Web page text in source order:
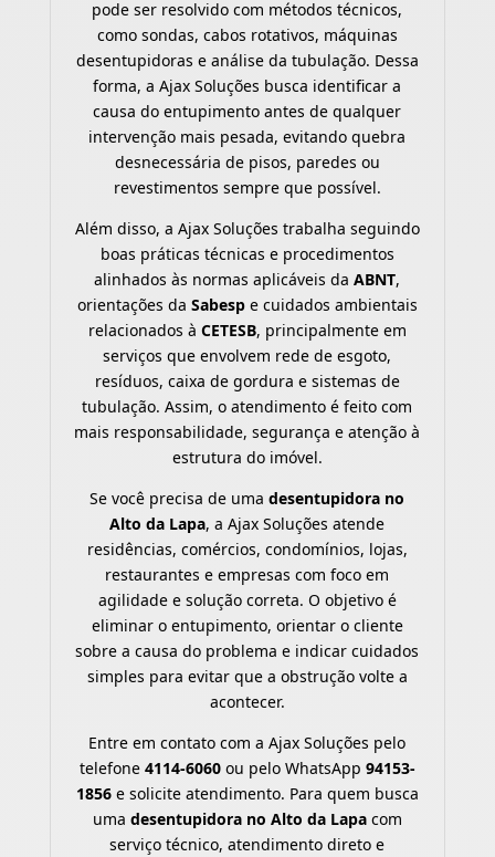
pode ser resolvido com métodos técnicos,
como sondas, cabos rotativos, máquinas
desentupidoras e análise da tubulação. Dessa
forma, a Ajax Soluções busca identificar a
causa do entupimento antes de qualquer
intervenção mais pesada, evitando quebra
desnecessária de pisos, paredes ou
revestimentos sempre que possível.
Além disso, a Ajax Soluções trabalha seguindo
boas práticas técnicas e procedimentos
alinhados às normas aplicáveis daABNT,
orientações da Sabespe cuidados ambientais
relacionados à CETESB, principalmente em
serviços que envolvem rede de esgoto,
resíduos, caixa de gordura e sistemas de
tubulação. Assim, o atendimento é feito com
mais responsabilidade, segurança e atenção à
estrutura do imóvel.
Se você precisa de umadesentupidora no
Alto da Lapa, a Ajax Soluções atende
residências, comércios, condomínios, lojas,
restaurantes e empresas com foco em
agilidade e solução correta. O objetivo é
eliminar o entupimento, orientar o cliente
sobre a causa do problema e indicar cuidados
simples para evitar que a obstrução volte a
acontecer.
Entre em contato com a Ajax Soluções pelo
telefone 4114-6060ou pelo WhatsApp 94153-
1856e solicite atendimento. Para quem busca
uma desentupidora no Alto da Lapacom
serviço técnico, atendimento direto e